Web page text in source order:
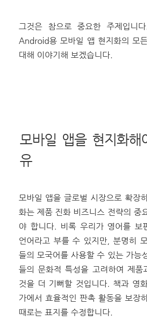
그것은 참으로 중요한 주제입니
Android용 모바일 앱 현지화의 모
대해 이야기해 보겠습니다.
모바일 앱을 현지화해
유
모바일 앱을 글로벌 시장으로 확장
화는 제품 진화 비즈니스 전략의 중
야 합니다. 비록 우리가 영어를 보
언어라고 부를 수 있지만, 분명히
들의 모국어를 사용할 수 있는 가능
들의 문화적 특성을 고려하여 제품
것을 더 기뻐할 것입니다. 책과 영
가에서 효율적인 판촉 활동을 보장
때로는 표지를 수정합니다.